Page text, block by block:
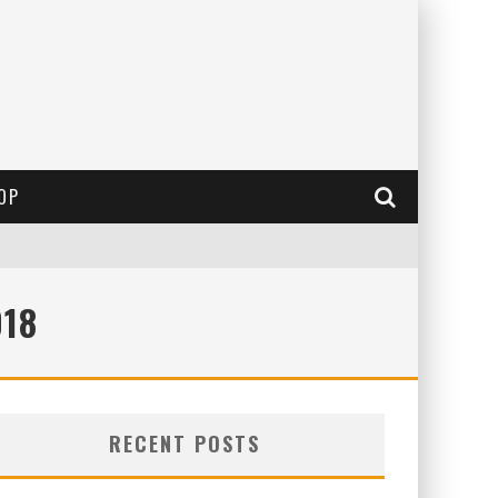
RECENT POSTS